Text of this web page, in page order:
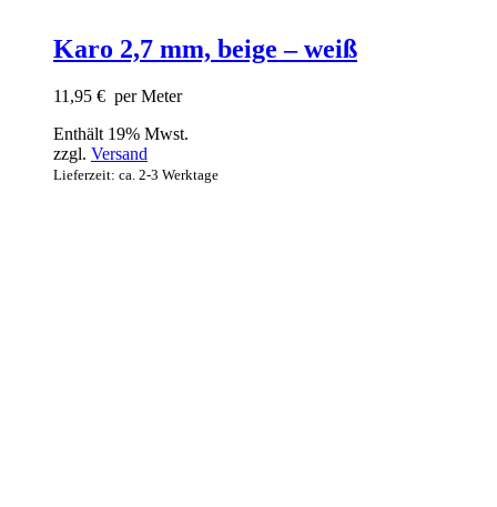
Karo 2,7 mm, beige – weiß
11,95 € per Meter
Enthält 19% Mwst.
zzgl. Versand
Lieferzeit: ca. 2-3 Werktage